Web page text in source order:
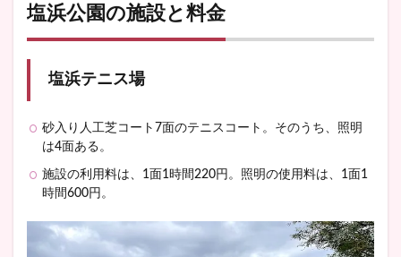
塩浜公園の施設と料金
塩浜テニス場
砂入り人工芝コート7面のテニスコート。そのうち、照明
は4面ある。
施設の利用料は、1面1時間220円。照明の使用料は、1面1
時間600円。